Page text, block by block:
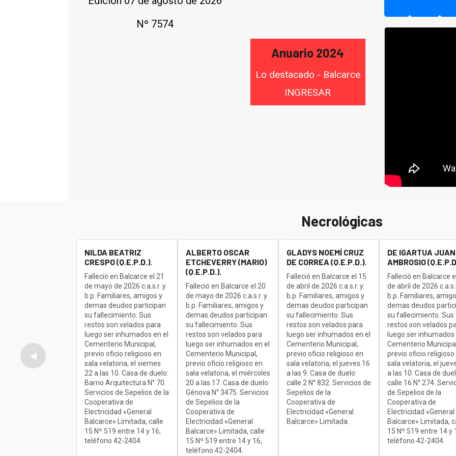
Nº 7574
Anuario 2024
Lo destacado - Balcarce
INGRESAR
Necrológicas
◀
NILDA BEATRIZ
CRESPO (Q.E.P.D.).
Falleció en Balcarce el 21
de mayo de 2026 c.a.s.r. y
b.p. Familiares, amigos y
demas deudos participan
su fallecimiento. Sus
restos son velados para
luego ser inhumados en el
Cementerio Municipal,
previo oficio religioso en
sala velatoria, el viernes
22 a las 10. Casa de duelo:
Barrio Arquitectura N° 70.
Servicios de Sepelios de la
Cooperativa de
Electricidad «General
Balcarce» Limitada, calle
15 Nº 519 entre 14 y 16,
teléfono 42-2404.
ALBERTO OSCAR
ETCHEVERRY (MARIO)
(Q.E.P.D.).
Falleció en Balcarce el 20
de mayo de 2026 c.a.s.r. y
b.p. Familiares, amigos y
demas deudos participan
su fallecimiento. Sus
restos son velados para
luego ser inhumados en el
Cementerio Municipal,
previo oficio religioso en
sala velatoria, el miércoles
20 a las 17. Casa de duelo:
Génova N° 3475. Servicios
de Sepelios de la
Cooperativa de
Electricidad «General
Balcarce» Limitada, calle
15 Nº 519 entre 14 y 16,
teléfono 42-2404.
GLADYS NOEMÍ CRUZ
DE CORREA (Q.E.P.D.).
Falleció en Balcarce el 15
de abril de 2026 c.a.s.r. y
b.p. Familiares, amigos y
demas deudos participan
su fallecimiento. Sus
restos son velados para
luego ser inhumados en el
Cementerio Municipal,
previo oficio religioso en
sala velatoria, el jueves 16
a las 9. Casa de duelo:
calle 2 N° 832. Servicios de
Sepelios de la
Cooperativa de
Electricidad «General
Balcarce» Limitada.
DE IGARTUA JUAN
AMBROSIO
Falleció en Balcarce
de abril de 2026
b.p. Familiares,
demas deudos
su fallecimiento. Sus
restos son velados
luego ser inhumados
Cementerio
previo oficio religioso
sala velatoria, el
a las 10. Casa de
calle 16 N° 274.
de Sepelios de la
Cooperativa de
Electricidad «General
Balcarce» Limitada,
15 Nº 519 entre 14 y
teléfono 42-2404.